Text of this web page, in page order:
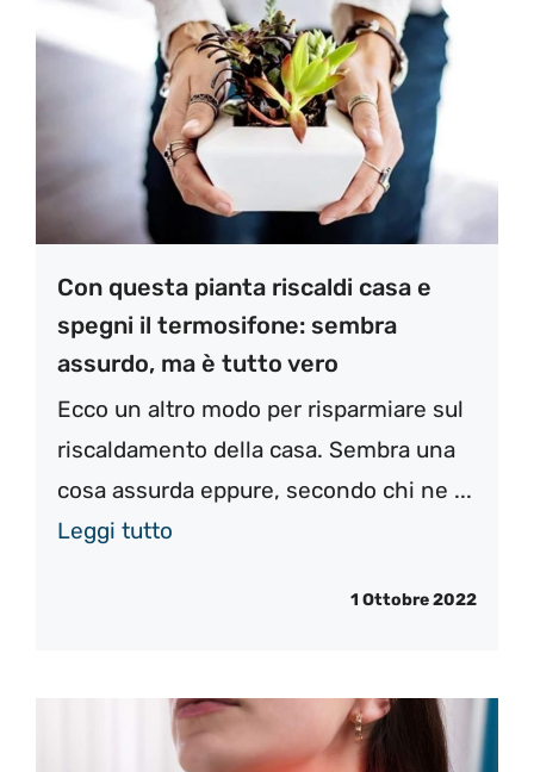
Con questa pianta riscaldi casa e
spegni il termosifone: sembra
assurdo, ma è tutto vero
Ecco un altro modo per risparmiare sul
riscaldamento della casa. Sembra una
cosa assurda eppure, secondo chi ne ...
Leggi tutto
1 Ottobre 2022